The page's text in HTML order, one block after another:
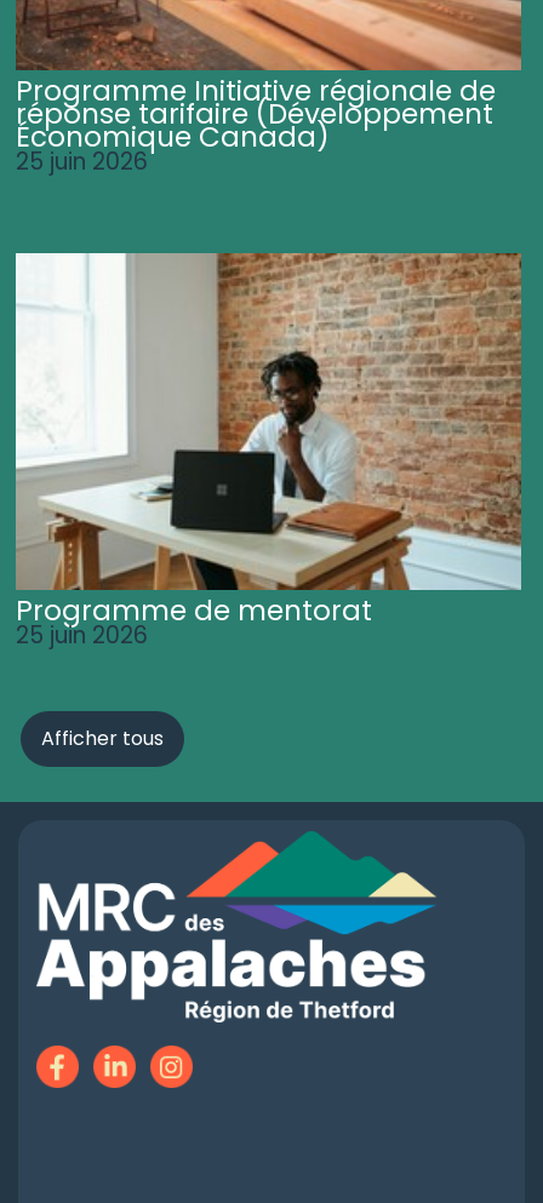
Programme Initiative régionale de
réponse tarifaire (Développement
Économique Canada)
25 juin 2026
Programme de mentorat
25 juin 2026
Afficher tous